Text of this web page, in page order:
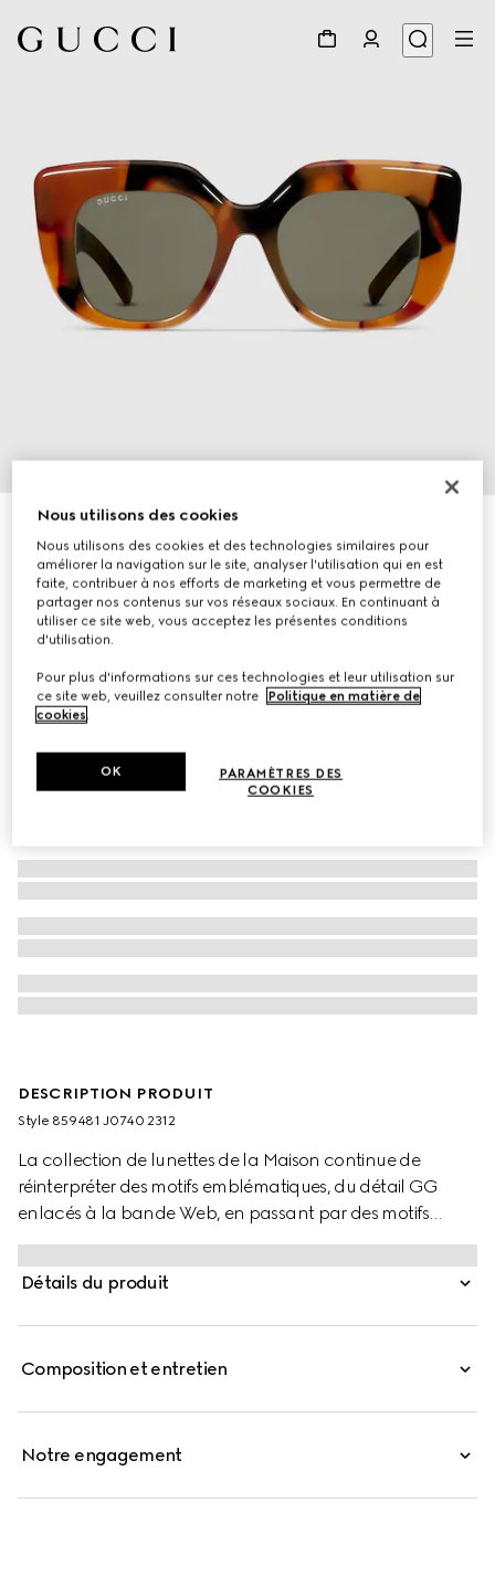
Lunettes de soleil carrées
CA$490
Déclinaisons écaille de tortue marron clair
DESCRIPTION PRODUIT
Style ‎859481 J0740 2312
La collection de lunettes de la Maison continue de
réinterpréter des motifs emblématiques, du détail GG
enlacés à la bande Web, en passant par des motifs
d’inspiration bambou, le détail Mors et des inspirations
équestres, sublimés par des matériaux somptueux, un
savoir-faire d’exception et des nuances renouvelées. Ces
tacheté avec une monture aux contours sculptés et un
Détails du produit
Composition et entretien
Notre engagement
Nous utilisons des cookies
Nous utilisons des cookies et des technologies similaires pour
améliorer la navigation sur le site, analyser l'utilisation qui en est
faite, contribuer à nos efforts de marketing et vous permettre de
partager nos contenus sur vos réseaux sociaux. En continuant à
utiliser ce site web, vous acceptez les présentes conditions
d'utilisation.
Pour plus d'informations sur ces technologies et leur utilisation sur
ce site web, veuillez consulter notre
Politique en matière de
cookies.
PARAMÈTRES DES
COOKIES
OK